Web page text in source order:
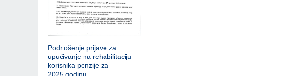
Podnošenje prijave za
upućivanje na rehabilitaciju
korisnika penzije za
2025.godinu